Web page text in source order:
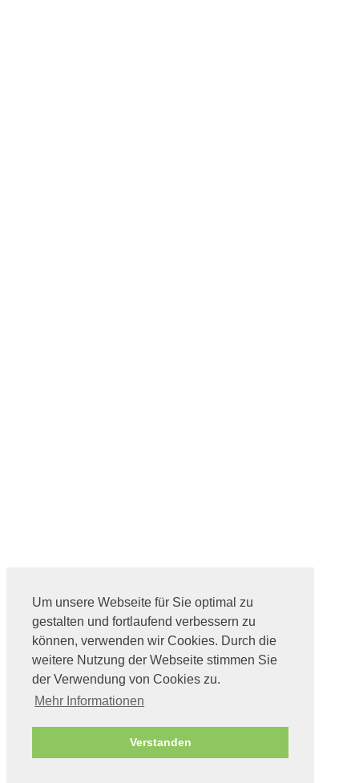
Um unsere Webseite für Sie optimal zu
gestalten und fortlaufend verbessern zu
können, verwenden wir Cookies. Durch die
weitere Nutzung der Webseite stimmen Sie
der Verwendung von Cookies zu.
Mehr Informationen
Verstanden